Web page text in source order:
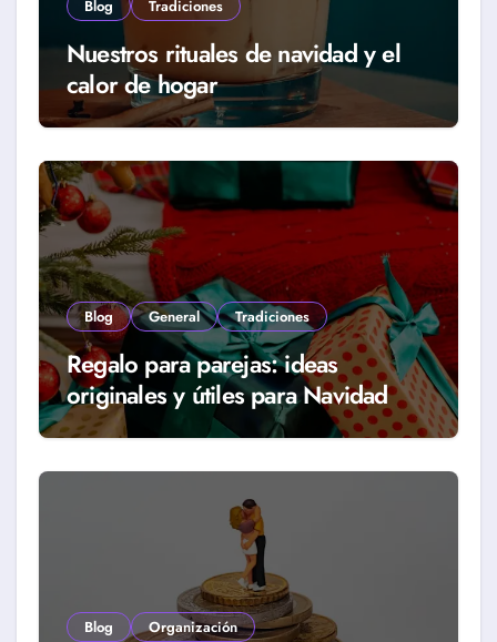
Blog Tradiciones
Nuestros rituales de navidad y el
calor de hogar
Blog General Tradiciones
Regalo para parejas: ideas
originales y útiles para Navidad
Blog Organización